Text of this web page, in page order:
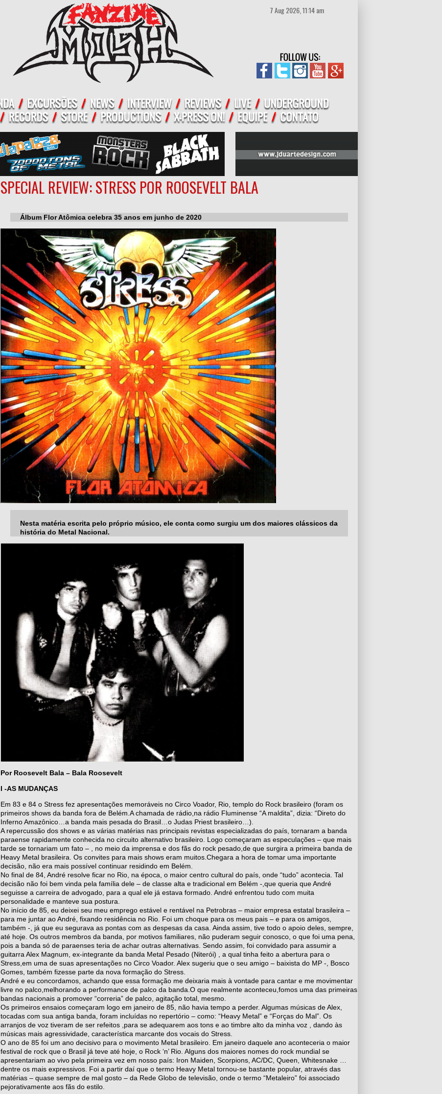
7 Aug 2026, 11:14 am
SPECIAL REVIEW: STRESS POR ROOSEVELT BALA
Álbum Flor Atômica celebra 35 anos em junho de 2020
Nesta matéria escrita pelo próprio músico, ele conta como surgiu um dos maiores clássicos da
história do Metal Nacional.
Por Roosevelt Bala – Bala Roosevelt
I -AS MUDANÇAS
Em 83 e 84 o Stress fez apresentações memoráveis no Circo Voador, Rio, templo do Rock brasileiro (foram os
primeiros shows da banda fora de Belém.A chamada de rádio,na rádio Fluminense “A maldita”, dizia: “Direto do
Inferno Amazônico…a banda mais pesada do Brasil…o Judas Priest brasileiro…).
A repercussão dos shows e as várias matérias nas principais revistas especializadas do país, tornaram a banda
paraense rapidamente conhecida no circuito alternativo brasileiro. Logo começaram as especulações – que mais
tarde se tornariam um fato – , no meio da imprensa e dos fãs do rock pesado,de que surgira a primeira banda de
Heavy Metal brasileira. Os convites para mais shows eram muitos.Chegara a hora de tomar uma importante
decisão, não era mais possível continuar residindo em Belém.
No final de 84, André resolve ficar no Rio, na época, o maior centro cultural do país, onde “tudo” acontecia. Tal
decisão não foi bem vinda pela família dele – de classe alta e tradicional em Belém -,que queria que André
seguisse a carreira de advogado, para a qual ele já estava formado. André enfrentou tudo com muita
personalidade e manteve sua postura.
No início de 85, eu deixei seu meu emprego estável e rentável na Petrobras – maior empresa estatal brasileira –
para me juntar ao André, fixando residência no Rio. Foi um choque para os meus pais – e para os amigos,
também -, já que eu segurava as pontas com as despesas da casa. Ainda assim, tive todo o apoio deles, sempre,
até hoje. Os outros membros da banda, por motivos familiares, não puderam seguir conosco, o que foi uma pena,
pois a banda só de paraenses teria de achar outras alternativas. Sendo assim, foi convidado para assumir a
guitarra Alex Magnum, ex-integrante da banda Metal Pesado (Niterói) , a qual tinha feito a abertura para o
Stress,em uma de suas apresentações no Circo Voador. Alex sugeriu que o seu amigo – baixista do MP -, Bosco
Gomes, também fizesse parte da nova formação do Stress.
André e eu concordamos, achando que essa formação me deixaria mais à vontade para cantar e me movimentar
livre no palco,melhorando a performance de palco da banda.O que realmente aconteceu,fomos uma das primeiras
bandas nacionais a promover “correria” de palco, agitação total, mesmo.
Os primeiros ensaios começaram logo em janeiro de 85, não havia tempo a perder. Algumas músicas de Alex,
tocadas com sua antiga banda, foram incluídas no repertório – como: “Heavy Metal” e “Forças do Mal”. Os
arranjos de voz tiveram de ser refeitos ,para se adequarem aos tons e ao timbre alto da minha voz , dando às
músicas mais agressividade, característica marcante dos vocais do Stress.
O ano de 85 foi um ano decisivo para o movimento Metal brasileiro. Em janeiro daquele ano aconteceria o maior
festival de rock que o Brasil já teve até hoje, o Rock ‘n’ Rio. Alguns dos maiores nomes do rock mundial se
apresentariam ao vivo pela primeira vez em nosso país: Iron Maiden, Scorpions, AC/DC, Queen, Whitesnake …
dentre os mais expressivos. Foi a partir daí que o termo Heavy Metal tornou-se bastante popular, através das
matérias – quase sempre de mal gosto – da Rede Globo de televisão, onde o termo “Metaleiro” foi associado
pejorativamente aos fãs do estilo.